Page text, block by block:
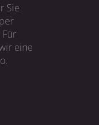
Sie
Für
eine